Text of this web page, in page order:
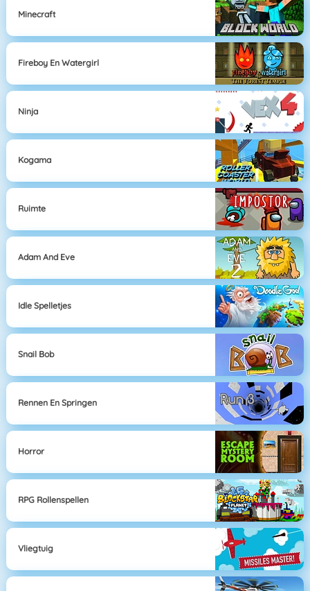
Minecraft
Fireboy En Watergirl
Ninja
Kogama
Ruimte
Adam And Eve
Idle Spelletjes
Snail Bob
Rennen En Springen
Horror
RPG Rollenspellen
Vliegtuig